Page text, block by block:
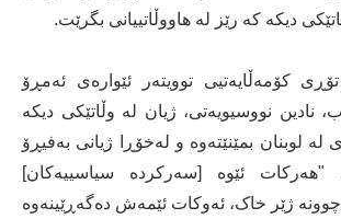
دیکە کە رێز لە هاووڵاتییانی بگرێت.
کۆمەڵایەتیی توویتەر ئێوارەی ئەمڕۆ
9ی ئاب، نادین نووسیویەتی، ژیان لە وڵاتێکی دیکە
لوبنان بمێنێتەوە و لەخۆڕا ژیانی بەفیڕۆ
"هەرکات ئێوە [سەرکردە سیاسییەکان]
ژێر خاک، ئەوکات ئێمەش دەگەڕێینەوە